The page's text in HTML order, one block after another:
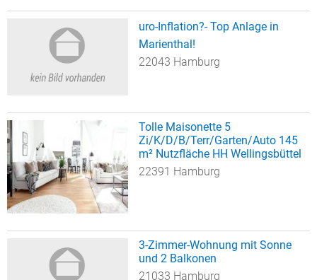
uro-Inflation?- Top Anlage in
Marienthal!
22043 Hamburg
Tolle Maisonette 5
Zi/K/D/B/Terr/Garten/Auto 145
m² Nutzfläche HH Wellingsbüttel
22391 Hamburg
3-Zimmer-Wohnung mit Sonne
und 2 Balkonen
21033 Hamburg